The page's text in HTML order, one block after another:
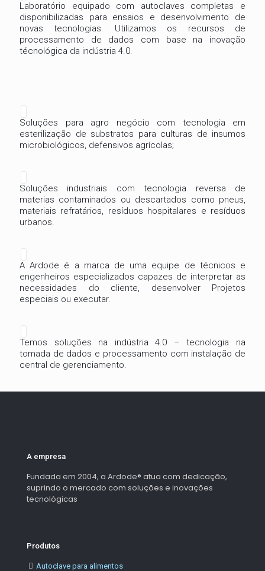
Laboratório equipado com autoclaves completas e
disponibilizadas para ensaios e desenvolvimento de
novas tecnologias. Utilizamos os recursos de
processamento de dados com base na inovação
técnológica da indústria 4.0.
Soluções para agro negócio com tecnologia em
esterilização de substratos para culturas de insumos
microbiológicos, defensivos agrícolas;
Soluções industriais com tecnologia reversa de
materias contaminados ou descartados como pneus,
materiais refratários, resíduos hospitalares e resíduos
urbanos.
A Ardode é a marca de uma equipe de técnicos e
engenheiros especializados capazes de interpretar as
necessidades do cliente, desenvolver Projetos
especiais ou executar.
Temos soluções na indústria 4.0 – tecnologia na
tomada de dados e processamento com instalação de
central de gerenciamento.
A empresa
Fundada em 2004, a Ardode® atua com dedicação,
suprindo o mercado com soluções e inovações
tecnológicas
Produtos
Autoclave para alimentos